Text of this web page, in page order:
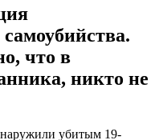
что в
никто не
убитым 19-